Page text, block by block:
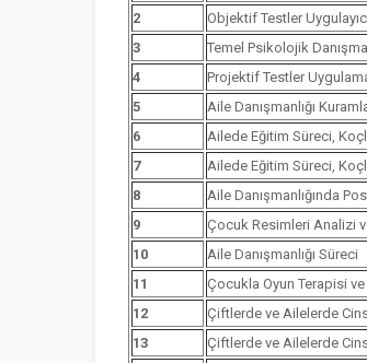
2
Objektif Testler
3
Temel Psikolojik
4
Projektif Testler
5
Aile Danışmanlığı
6
Ailede Eğitim Süreci,
7
Ailede Eğitim Süreci,
8
Aile Danışmanlığında
9
Çocuk Resimleri Analizi
10
Aile Danışmanlığı Süreci
11
Çocukla Oyun Terapisi
12
Çiftlerde ve Ailelerde
13
Çiftlerde ve Ailelerde